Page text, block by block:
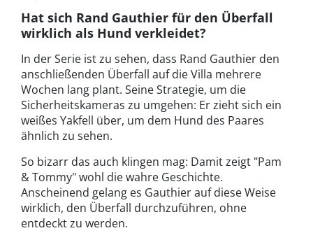
Hat sich Rand Gauthier für den Überfall
wirklich als Hund verkleidet?
In der Serie ist zu sehen, dass Rand Gauthier den
anschließenden Überfall auf die Villa mehrere
Wochen lang plant. Seine Strategie, um die
Sicherheitskameras zu umgehen: Er zieht sich ein
weißes Yakfell über, um dem Hund des Paares
ähnlich zu sehen.
So bizarr das auch klingen mag: Damit zeigt "Pam
& Tommy" wohl die wahre Geschichte.
Anscheinend gelang es Gauthier auf diese Weise
wirklich, den Überfall durchzuführen, ohne
entdeckt zu werden.